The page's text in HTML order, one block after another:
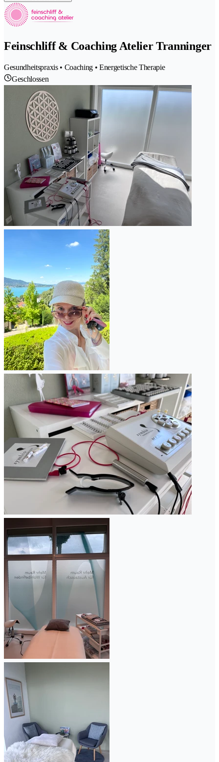
Feinschliff & Coaching Atelier Tranninger
Gesundheitspraxis • Coaching • Energetische Therapie
Geschlossen